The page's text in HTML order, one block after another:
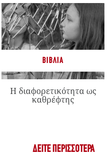
ΒΙΒΛΊΑ
Η διαφορετικότητα ως
καθρέφτης
ΔΕΊΤΕ ΠΕΡΙΣΣΌΤΕΡΑ